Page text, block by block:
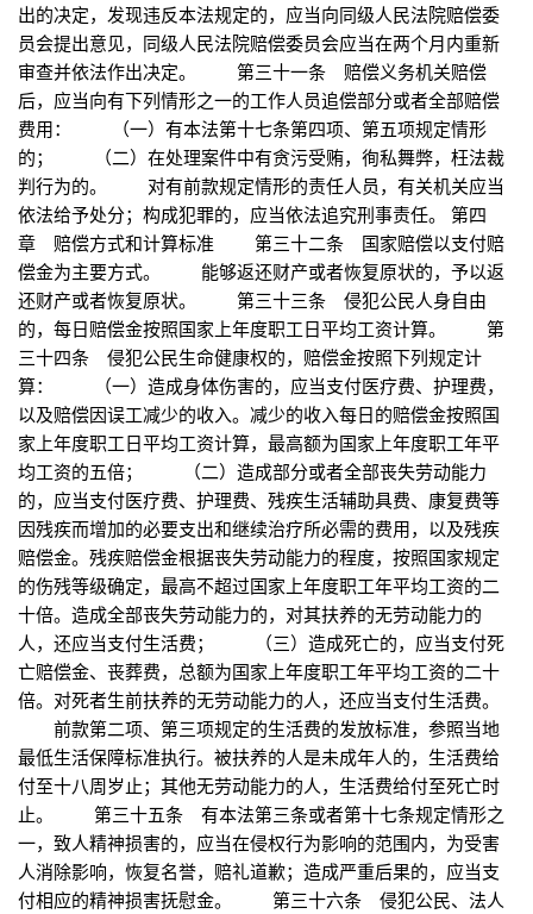
出的决定，发现违反本法规定的，应当向同级人民法院赔偿委
员会提出意见，同级人民法院赔偿委员会应当在两个月内重新
审查并依法作出决定。 第三十一条 赔偿义务机关赔偿
后，应当向有下列情形之一的工作人员追偿部分或者全部赔偿
费用： （一）有本法第十七条第四项、第五项规定情形
的； （二）在处理案件中有贪污受贿，徇私舞弊，枉法裁
判行为的。 对有前款规定情形的责任人员，有关机关应当
依法给予处分；构成犯罪的，应当依法追究刑事责任。 第四
章 赔偿方式和计算标准 第三十二条 国家赔偿以支付赔
偿金为主要方式。 能够返还财产或者恢复原状的，予以返
还财产或者恢复原状。 第三十三条 侵犯公民人身自由
的，每日赔偿金按照国家上年度职工日平均工资计算。 第
三十四条 侵犯公民生命健康权的，赔偿金按照下列规定计
算： （一）造成身体伤害的，应当支付医疗费、护理费，
以及赔偿因误工减少的收入。减少的收入每日的赔偿金按照国
家上年度职工日平均工资计算，最高额为国家上年度职工年平
均工资的五倍； （二）造成部分或者全部丧失劳动能力
的，应当支付医疗费、护理费、残疾生活辅助具费、康复费等
因残疾而增加的必要支出和继续治疗所必需的费用，以及残疾
赔偿金。残疾赔偿金根据丧失劳动能力的程度，按照国家规定
的伤残等级确定，最高不超过国家上年度职工年平均工资的二
十倍。造成全部丧失劳动能力的，对其扶养的无劳动能力的
人，还应当支付生活费； （三）造成死亡的，应当支付死
亡赔偿金、丧葬费，总额为国家上年度职工年平均工资的二十
倍。对死者生前扶养的无劳动能力的人，还应当支付生活费。
前款第二项、第三项规定的生活费的发放标准，参照当地
最低生活保障标准执行。被扶养的人是未成年人的，生活费给
付至十八周岁止；其他无劳动能力的人，生活费给付至死亡时
止。 第三十五条 有本法第三条或者第十七条规定情形之
一，致人精神损害的，应当在侵权行为影响的范围内，为受害
人消除影响，恢复名誉，赔礼道歉；造成严重后果的，应当支
付相应的精神损害抚慰金。 第三十六条 侵犯公民、法人